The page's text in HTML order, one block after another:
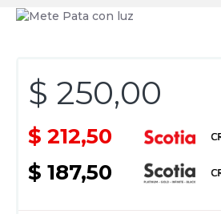
$ 250,00
$ 212,50
$ 187,50